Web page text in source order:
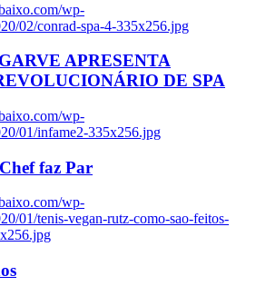
wp-
02/conrad-spa-4-335x256.jpg
APRESENTA
DE SPA
wp-
01/infame2-335x256.jpg
faz Par
wp-
01/tenis-vegan-rutz-como-sao-feitos-